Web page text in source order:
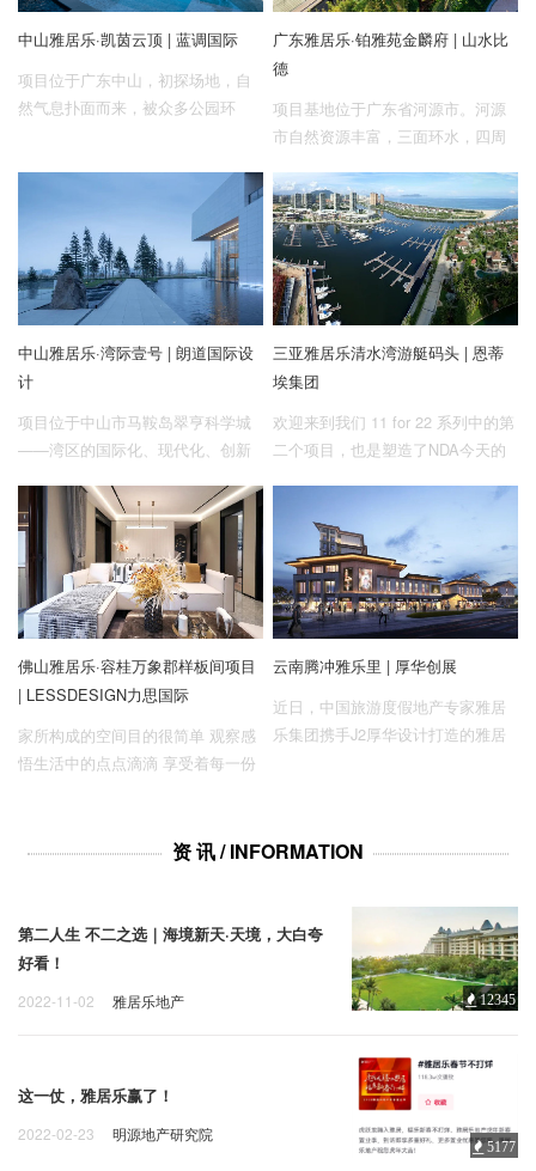
薇公园的加持,三面景观环绕。
中山雅居乐·凯茵云顶 | 蓝调国际
项目位于广东中山，初探场地，自
然气息扑面而来，被众多公园环
然与都市间进退从容的平衡气质，
兼与私密环境的顶级居所，都成为
设计落笔的挑战。
广东雅居乐·铂雅苑金麟府 | 山水比
德
项目基地位于广东省河源市。河源
市自然资源丰富，三面环水，四周
丰江从西向东绕城而过。交通快捷
便利，赣深高铁正在规划中，区域
发展前景良好。
中山雅居乐·湾际壹号 | 朗道国际设
计
项目位于中山市马鞍岛翠亨科学城
——湾区的国际化、现代化、创新
港、澳门大湾区 , 紧扣深中通道引
领中山创新发展。场地属性即是面
向未来的城市发展。
三亚雅居乐清水湾游艇码头 | 恩蒂
埃集团
欢迎来到我们 11 for 22 系列中的第
二个项目，也是塑造了NDA今天的
水湾游艇码头项目，它拥有 780 个
泊位，是亚洲最大的游艇社区之
一。
佛山雅居乐·容桂万象郡样板间项目
| LESSDESIGN力思国际
家所构成的空间目的很简单 观察感
悟生活中的点点滴滴 享受着每一份
云南腾冲雅乐里 | 厚华创展
近日，中国旅游度假地产专家雅居
乐集团携手J2厚华设计打造的雅居
资 讯 / INFORMATION
第二人生 不二之选｜海境新天·天境，大白夸
好看！
2022-11-02 雅居乐地产 12345
这一仗，雅居乐赢了！
2022-02-23 明源地产研究院
5177